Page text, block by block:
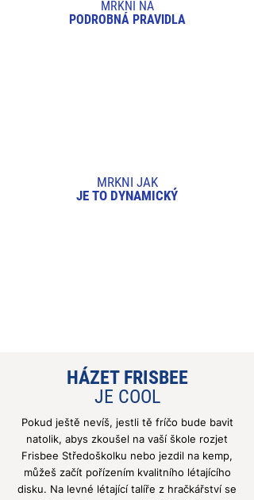
MRKNI NA
PODROBNÁ PRAVIDLA
MRKNI JAK
JE TO DYNAMICKÝ
HÁZET FRISBEE
JE COOL
Pokud ještě nevíš, jestli tě fríčo bude bavit
natolik, abys zkoušel na vaší škole rozjet
Frisbee Středoškolku nebo jezdil na kemp,
můžeš začít pořízením kvalitního létajícího
disku. Na levné létající talíře z hračkářství se